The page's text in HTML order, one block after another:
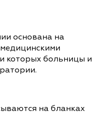
основана на
которых больницы и
на бланках